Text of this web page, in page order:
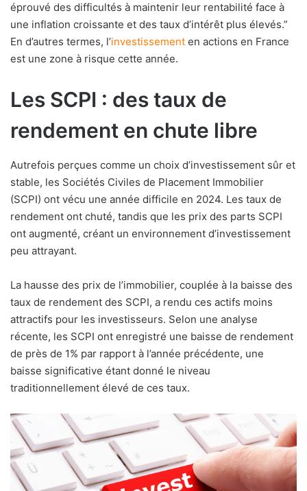
éprouvé des difficultés à maintenir leur rentabilité face à
une inflation croissante et des taux d’intérêt plus élevés.”
En d’autres termes, l’investissement en actions en France
est une zone à risque cette année.
Les SCPI : des taux de
rendement en chute libre
Autrefois perçues comme un choix d’investissement sûr et
stable, les Sociétés Civiles de Placement Immobilier
(SCPI) ont vécu une année difficile en 2024. Les taux de
rendement ont chuté, tandis que les prix des parts SCPI
ont augmenté, créant un environnement d’investissement
peu attrayant.
La hausse des prix de l’immobilier, couplée à la baisse des
taux de rendement des SCPI, a rendu ces actifs moins
attractifs pour les investisseurs. Selon une analyse
récente, les SCPI ont enregistré une baisse de rendement
de près de 1% par rapport à l’année précédente, une
baisse significative étant donné le niveau
traditionnellement élevé de ces taux.